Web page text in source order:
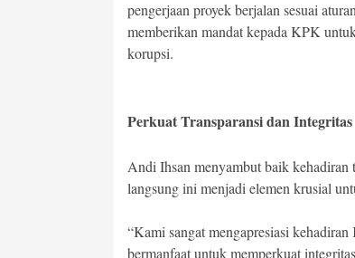
pengerjaan proyek berjalan sesuai
memberikan mandat kepada KPK
korupsi.
Perkuat Transparansi dan Integritas
Andi Ihsan menyambut baik
langsung ini menjadi elemen krusial
“Kami sangat mengapresiasi
bermanfaat untuk memperkuat